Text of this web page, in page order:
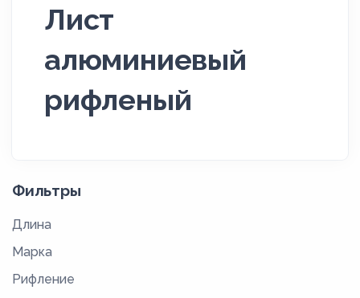
Лист
алюминиевый
рифленый
Фильтры
Длина
Марка
Рифление